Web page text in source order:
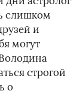
слишком
и
могут
строгой
о